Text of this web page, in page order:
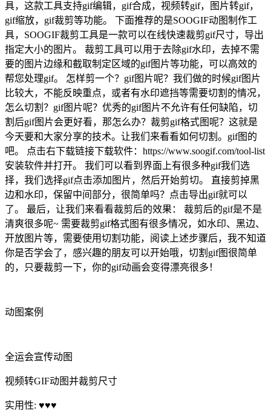
具，这款工具支持gif编辑，gif合成，视频转gif，图片转gif，
gif缩放，gif裁剪等功能。 下面推荐的是SOOGIF动图制作工
具，SOOGIF裁剪工具是一款可以在线快速裁剪gif尺寸，导出
指定大小的图片。 裁剪工具可以用于去除gif水印，去掉不需
要的图片边缘和截取制定区域的gif图片等功能，可以高效的
帮您处理gif。 怎样剪一个？gif图片呢？我们做的时候gif图片
比较大，不能反映重点，或者有水印遮挡等需要切割的情况，
怎么切割？gif图片呢？优秀的gif图片不允许有任何缺陷，切
割后gif图片会更好看，那怎么办？裁剪gif格式图呢？这就是
今天要和大家分享的技术。让我们来看看如何切割。gif图的
吧。 点击右下载链接下载软件：https://www.soogif.com/tool-list
安装软件并打开。 我们可以看到界面上有很多种gif我们选
择，我们选择gif点击添加图片，然后开始剪切。 直接剪掉黑
边和水印，保留中间部分，很简单吗？点击导出gif就可以
了。 最后，让我们来看看裁剪后的效果： 裁剪后的gif是不是
清爽很多呢~ 需要裁剪gif格式图有很多情况，如水印、黑边、
开放图片等，需要使用切割功能，阅读上述步骤后，我不知道
你是否学会了，感兴趣的朋友可以开始哦，切割gif图很简单
的，只要裁剪一下，你的gif动画会变得漂亮很多！
动图案例
全运会宣传动图
视频转GIF动图并裁剪尺寸
实用性: ♥♥♥